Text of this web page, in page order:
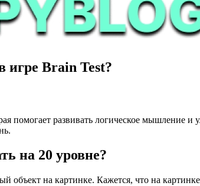
игре Brain Test?
помогает развивать логическое мышление
на 20 уровне?
объект на картинке. Кажется, что на